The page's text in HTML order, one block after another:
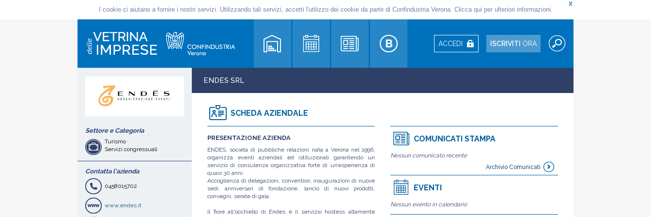
ACCEDI ISCRIVITI ORA
Settore e Categoria
Turismo
Servizi congressuali
Contatta l'azienda
0458015702
www.endes.it
ENDES SRL
SCHEDA AZIENDALE
PRESENTAZIONE AZIENDA
ENDES, società di pubbliche relazioni nata a Verona nel 1996,
organizza eventi aziendali ed istituzionali garantendo un
servizio di consulenza organizzativa forte di un’esperienza di
quasi 30 anni.
Accoglienza di delegazioni, convention, inaugurazioni di nuove
sedi, anniversari di fondazione, lancio di nuovi prodotti,
convegni, serate di gala.
Il fiore all'occhiello di Endes è il servizio hostess altamente
COMUNICATI STAMPA
Nessun comunicato recente
Archivio Comunicati
EVENTI
Nessun evento in calendario